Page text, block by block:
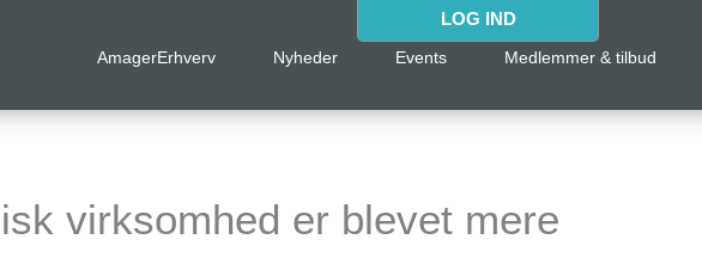
i dag! Vi har
LOG IND
AmagerErhverv Nyheder Events Medlemmer & tilbud
virksomhed er blevet mere